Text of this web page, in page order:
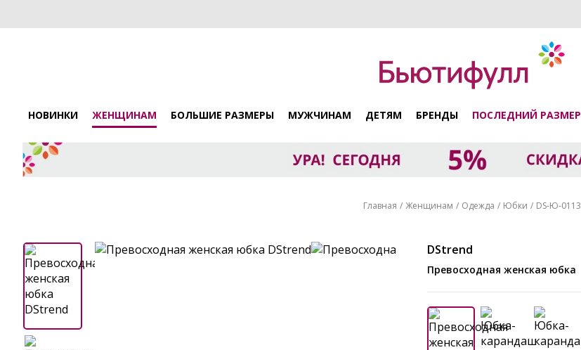
НОВИНКИ ЖЕНЩИНАМ БОЛЬШИЕ РАЗМЕРЫ МУЖЧИНАМ ДЕТЯМ БРЕНДЫ ПОСЛЕДНИЙ РАЗМЕР
Главная Женщинам Одежда Юбки DS-Ю-0113
DStrend
Превосходная женская юбка